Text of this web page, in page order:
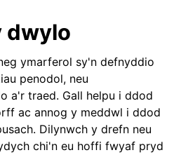
dwylo
ymarferol sy'n defnyddio
penodol, neu
a'r traed. Gall helpu i ddod
ac annog y meddwl i ddod
Dilynwch y drefn neu
chi'n eu hoffi fwyaf pryd